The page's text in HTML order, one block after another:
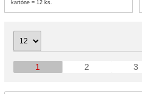
kartóne = 12 ks.
1 2 3